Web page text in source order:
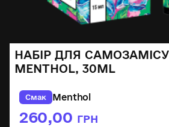
НАБІР ДЛЯ САМОЗАМІСУ
MENTHOL, 30ML
Смак Menthol
260,00 ГРН